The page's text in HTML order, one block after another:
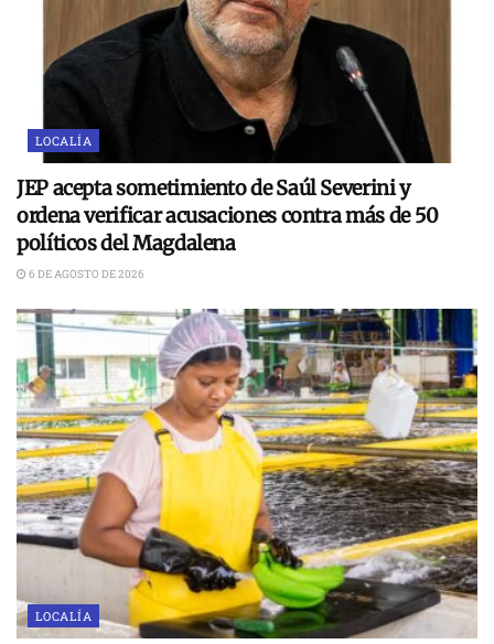
LOCALÍA
JEP acepta sometimiento de Saúl Severini y
ordena verificar acusaciones contra más de 50
políticos del Magdalena
6 DE AGOSTO DE 2026
LOCALÍA